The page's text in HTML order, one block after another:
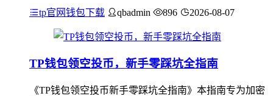
tp官网钱包下载 qbadmin 896 2026-08-07
TP钱包领空投币，新手零踩坑全指南
《TP钱包领空投币新手零踩坑全指南》本指南专为加密